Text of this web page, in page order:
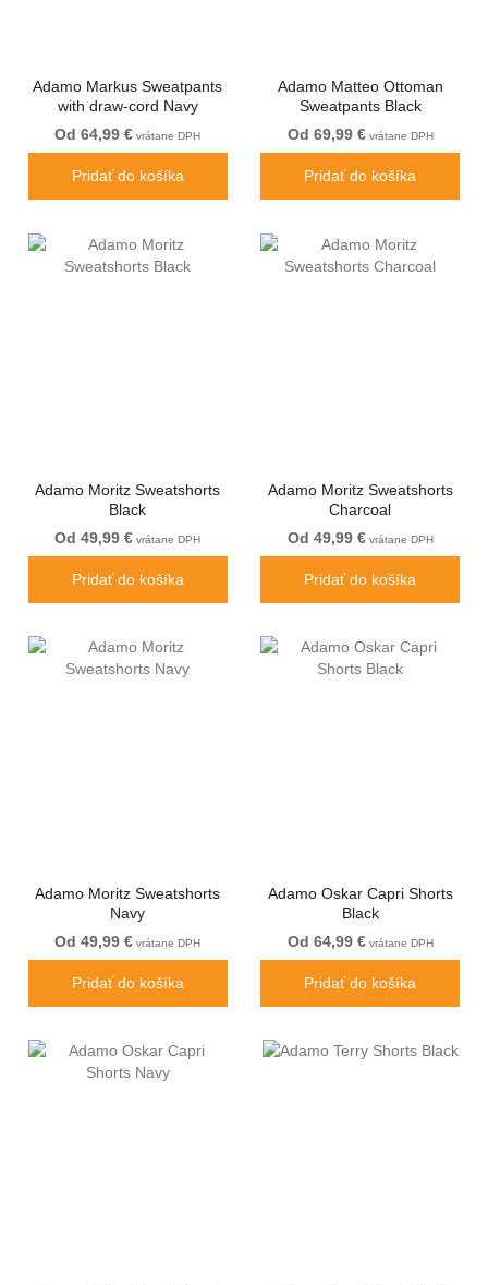
Adamo Markus Sweatpants
with draw-cord Navy
Od 64,99 € vrátane DPH
Pridať do košíka
Adamo Matteo Ottoman
Sweatpants Black
Od 69,99 €vrátane DPH
Pridať do košíka
Adamo Moritz Sweatshorts
Black
Od 49,99 € vrátane DPH
Pridať do košíka
Adamo Moritz Sweatshorts
Charcoal
Od 49,99 €vrátane DPH
Pridať do košíka
Adamo Moritz Sweatshorts
Navy
Od 49,99 € vrátane DPH
Pridať do košíka
Adamo Oskar Capri Shorts
Black
Od 64,99 €vrátane DPH
Pridať do košíka